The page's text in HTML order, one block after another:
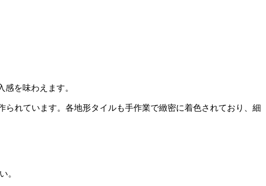
を味わえます。
れています。各地形タイルも手作業で緻密に着色されており、細
。